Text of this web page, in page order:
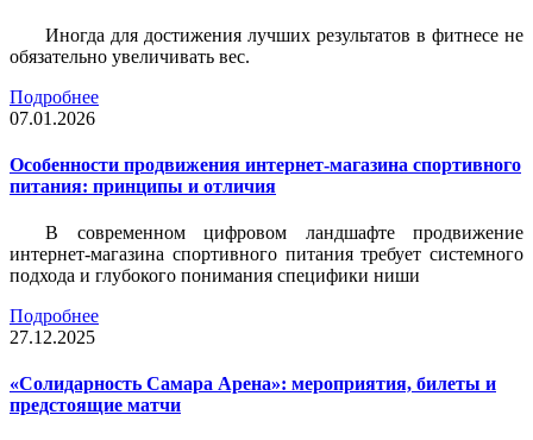
Иногда для достижения лучших результатов в фитнесе не
обязательно увеличивать вес.
Подробнее
07.01.2026
Особенности продвижения интернет-магазина спортивного
питания: принципы и отличия
В современном цифровом ландшафте продвижение
интернет-магазина спортивного питания требует системного
подхода и глубокого понимания специфики ниши
Подробнее
27.12.2025
«Солидарность Самара Арена»: мероприятия, билеты и
предстоящие матчи